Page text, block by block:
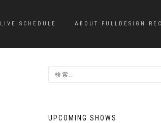
LIVE SCHEDULE ABOUT FULLDESIGN
UPCOMING SHOWS